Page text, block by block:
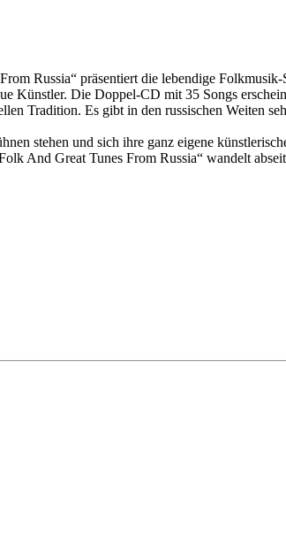
Russia“ präsentiert die lebendige
Künstler. Die Doppel-CD mit 35 Songs
Tradition. Es gibt in den russischen Weiten
stehen und sich ihre ganz eigene
And Great Tunes From Russia“ wandelt